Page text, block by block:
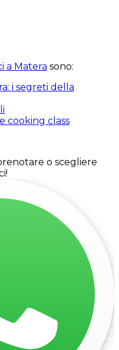
a Matera sono:
i segreti della
cooking class
o scegliere